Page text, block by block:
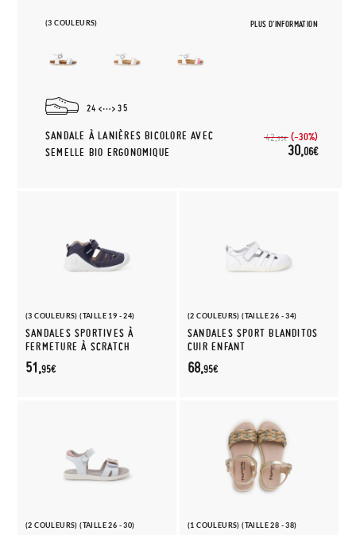
(3 COULEURS) PLUS D'INFORMATION
24 35
SANDALE À LANIÈRES BICOLORE AVEC
SEMELLE BIO ERGONOMIQUE
42,95€ (-30%)
30,06€
(3 COULEURS) (TAILLE 19 - 24)
SANDALES SPORTIVES À
FERMETURE À SCRATCH
51,95€
(2 COULEURS) (TAILLE 26 - 34)
SANDALES SPORT BLANDITOS
CUIR ENFANT
68,95€
(2 COULEURS) (TAILLE 26 - 30) (1 COULEURS) (TAILLE 28 - 38)